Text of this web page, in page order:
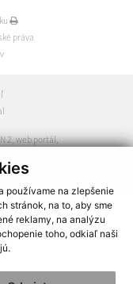
používame na zlepšenie
stránok, na to, aby sme
reklamy, na analýzu
toho, odkiaľ naši
práva
2,web portál,